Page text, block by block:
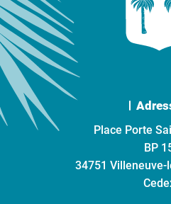
Place Porte
BP
34751 Villeneuve-